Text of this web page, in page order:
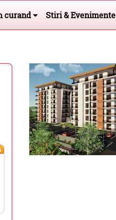
curand Stiri & Evenimente